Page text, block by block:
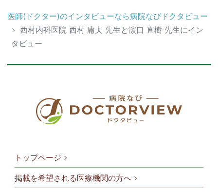
医師(ドクター)のインタビューなら病院なびドクタビュー
西村内科医院 西村 庸夫 先生と濵口 直樹 先生にイン
タビュー
トップページ
掲載を希望される医療機関の方へ